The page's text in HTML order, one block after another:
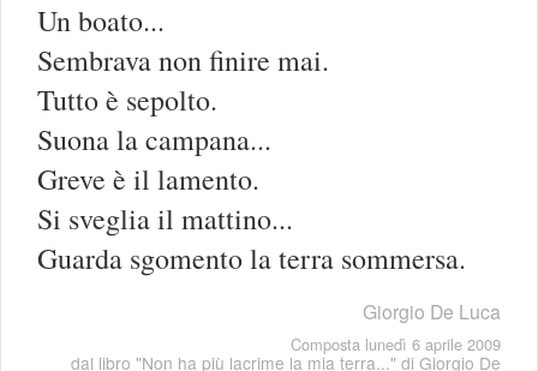
Un boato...
Sembrava non finire mai.
Tutto è sepolto.
Suona la campana...
Greve è il lamento.
Si sveglia il mattino...
Guarda sgomento la terra sommersa.
Giorgio De Luca
Composta lunedì 6 aprile 2009
dal libro "Non ha più lacrime la mia terra..." di Giorgio De